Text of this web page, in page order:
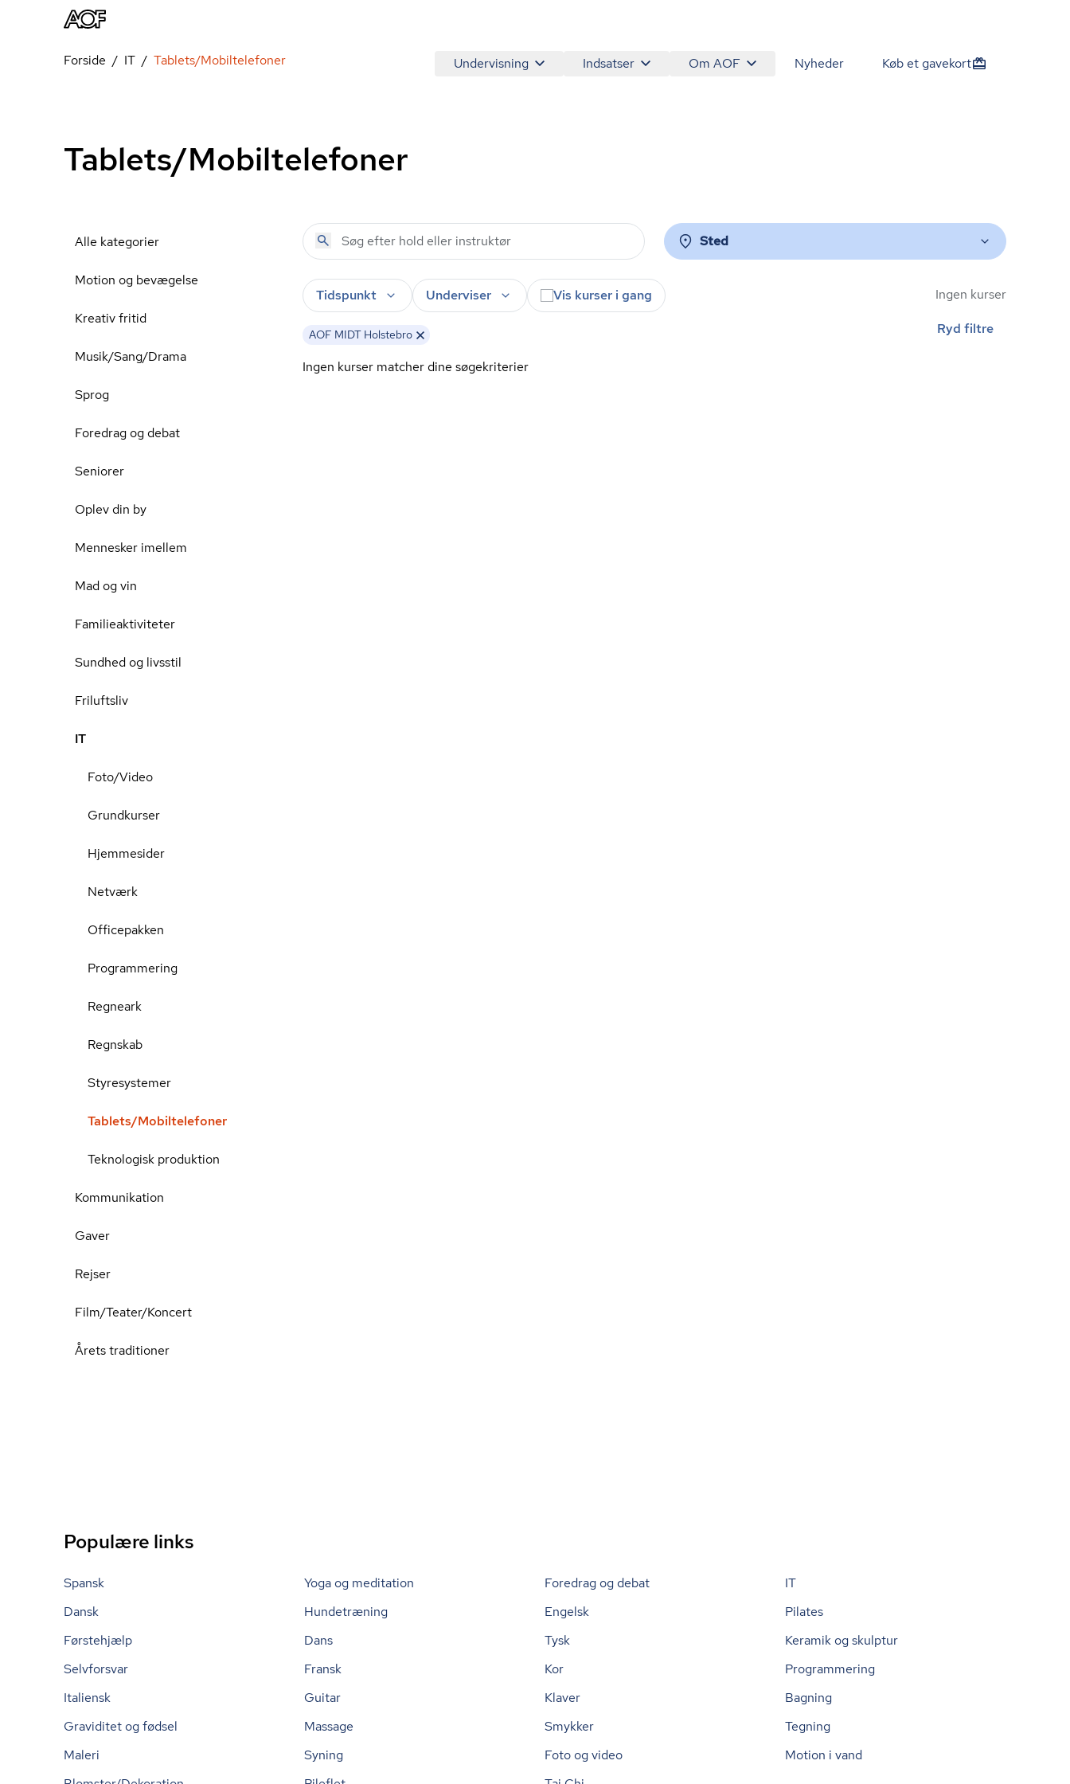
Undervisning Indsatser Om AOF Nyheder Køb et gavekort
Forside IT Tablets/Mobiltelefoner
Tablets/Mobiltelefoner
Alle kategorier
Motion og bevægelse
Kreativ fritid
Musik/Sang/Drama
Sprog
Foredrag og debat
Seniorer
Oplev din by
Mennesker imellem
Mad og vin
Familieaktiviteter
Sundhed og livsstil
Friluftsliv
IT
Foto/Video
Grundkurser
Hjemmesider
Netværk
Officepakken
Programmering
Regneark
Regnskab
Styresystemer
Tablets/Mobiltelefoner
Teknologisk produktion
Kommunikation
Gaver
Rejser
Film/Teater/Koncert
Årets traditioner
Sted
Tidspunkt Underviser Vis kurser i gang
AOF MIDT Holstebro
Ingen kurser
Ryd filtre
Ingen kurser matcher dine søgekriterier
Populære links
Spansk Yoga og meditation Foredrag og debat
IT
Dansk
Hundetræning Engelsk
Pilates
Førstehjælp
Dans Tysk
Keramik og skulptur
Selvforsvar
Fransk Kor
Programmering
Italiensk
Guitar Klaver
Bagning
Graviditet og fødsel
Massage Smykker
Tegning
Maleri
Syning Foto og video
Motion i vand